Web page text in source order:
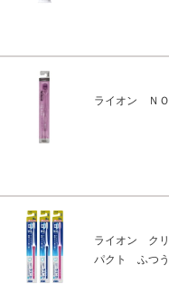
ライオン Ｎ
ライオン ク
パクト ふつ